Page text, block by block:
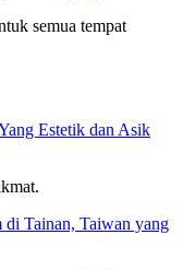
semua tempat
Estetik dan Asik
Tainan, Taiwan yang